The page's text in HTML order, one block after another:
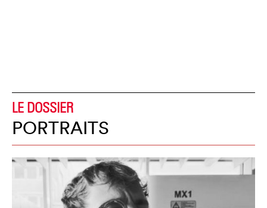
LE DOSSIER
PORTRAITS